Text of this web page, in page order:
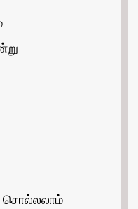
சொல்லலாம்